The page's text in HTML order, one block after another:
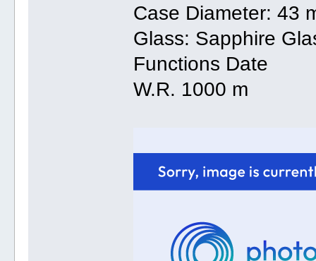
Case Diameter: 43
Glass: Sapphire
Functions Date
W.R. 1000 m